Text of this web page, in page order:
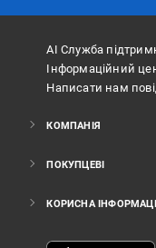
АІ Служба
Інформаційний
Написати нам
КОМПАНІЯ
ПОКУПЦЕВІ
КОРИСНА